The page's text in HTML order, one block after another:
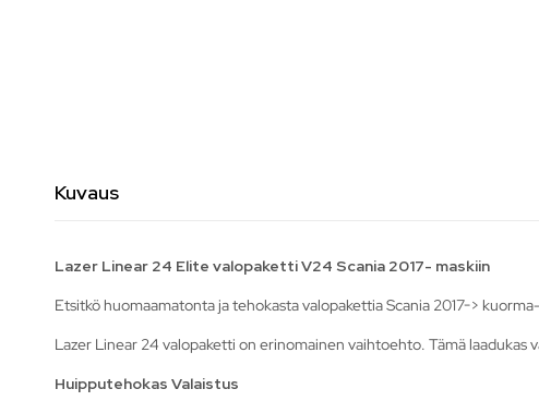
Kuvaus
Lazer Linear 24 Elite valopaketti V24 Scania 2017- maskiin
Etsitkö huomaamatonta ja tehokasta valopakettia Scania 2017->
Lazer Linear 24 valopaketti on erinomainen vaihtoehto. Tämä
Huipputehokas Valaistus